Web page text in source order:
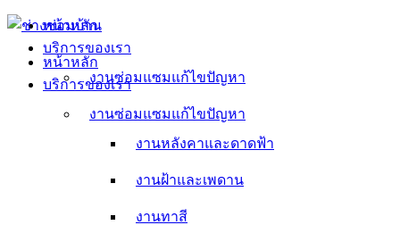
Skip
content
หน้าหลัก
บริการของเรา
งานซ่อมแซมแก้ไขปัญหา
งานหลังคาและดาดฟ้า
งานฝ้าและเพดาน
งานทาสี
หน้าหลัก
บริการของเรา
งานซ่อมแซมแก้ไขปัญหา
งานหลังคาและดาดฟ้า
งานฝ้าและเพดาน
งานทาสี
งานผนัง